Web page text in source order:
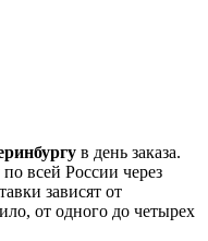
в день заказа.
всей России через
зависят от
от одного до четырех